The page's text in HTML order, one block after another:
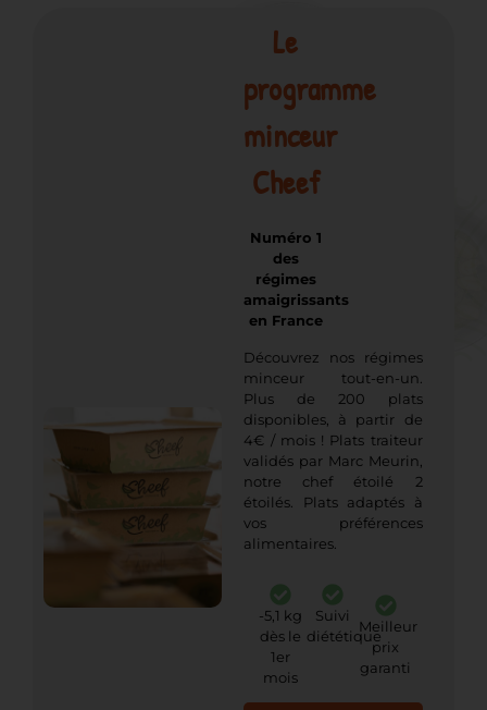
Le
programme
minceur
Cheef
Numéro 1
des
régimes
amaigrissants
en France
Découvrez nos régimes
minceur tout-en-un.
Plus de 200 plats
disponibles, à partir de
4€ / mois ! Plats traiteur
validés par Marc Meurin,
notre chef étoilé 2
étoilés. Plats adaptés à
vos préférences
alimentaires.
-5,1 kg
dès le
1er
mois
Suivi
diététique
Meilleur
prix
garanti